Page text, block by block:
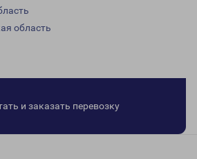
область
и заказать перевозку